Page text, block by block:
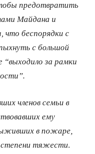
предотвратить
Майдана и
что беспорядки с
с большой
“выходило за рамки
членов семьи в
ему
в пожаре,
тяжести.